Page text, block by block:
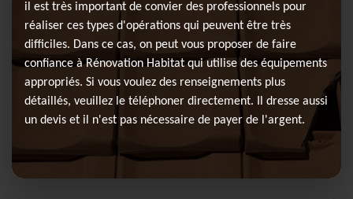
il est très important de convier des professionnels pour
réaliser ces types d'opérations qui peuvent être très
difficiles. Dans ce cas, on peut vous proposer de faire
confiance à Rénovation Habitat qui utilise des équipements
appropriés. Si vous voulez des renseignements plus
détaillés, veuillez le téléphoner directement. Il dresse aussi
un devis et il n'est pas nécessaire de payer de l'argent.